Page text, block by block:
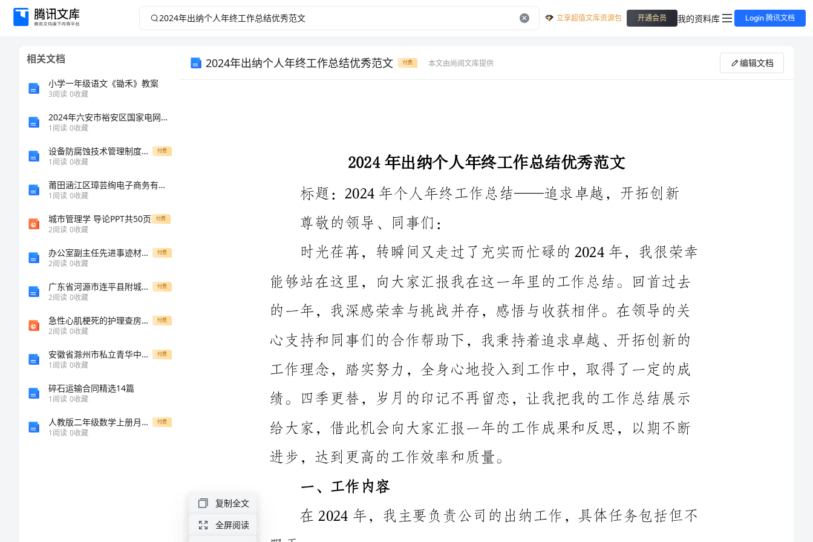
2024
立享超值文库资源包 开通会员 我的资料库 Login 腾讯文档
相关文档
小学一年级语文《锄禾》教案
3阅读 0收藏
2024年六安市裕安区国家电网招聘之文学哲学类考试题库word
1阅读 0收藏
设备防腐蚀技术管理制度实施细则 付费
1阅读 0收藏
莆田涵江区璋芸绚电子商务有限公司介绍企业发展分析报告
1阅读 0收藏
城市管理学 导论PPT共50页 付费
2阅读 0收藏
办公室副主任先进事迹材料 (4) 付费
2阅读 0收藏
广东省河源市连平县附城中学2024年高一物理下学期期末复习检测模拟试题含解析 付费
2阅读 0收藏
急性心肌梗死的护理查房PPT医学课件 付费
2阅读 0收藏
安徽省滁州市私立青华中学高二英语模拟试卷含解析 付费
1阅读 0收藏
碎石运输合同精选14篇
1阅读 0收藏
人教版二年级数学上册月考试卷及答案完整版 付费
1阅读 0收藏
2024年出纳个人年终工作总结优秀范文 付费 本文由尚阅文库提供 编辑文档
2.负责公司银行账户的日常管理、现金的保管和核算；
标题：2024年个人年终工作总结——追求卓越，开拓创新
时光荏苒，转瞬间又走过了充实而忙碌的2024年，我很荣幸
的一年，我深感荣幸与挑战并存，感悟与收获相伴。在领导的关
心支持和同事们的合作帮助下，我秉持着追求卓越、开拓创新的
绩。四季更替，岁月的印记不再留恋，让我把我的工作总结展示
给大家，借此机会向大家汇报一年的工作成果和反思，以期不断
进步，达到更高的工作效率和质量。
一、工作内容
复制全文
全屏阅读